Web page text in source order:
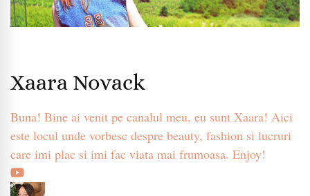
Xaara Novack
Buna! Bine ai venit pe canalul meu, eu sunt Xaara! Aici
este locul unde vorbesc despre beauty, fashion si lucruri
care imi plac si imi fac viata mai frumoasa. Enjoy!